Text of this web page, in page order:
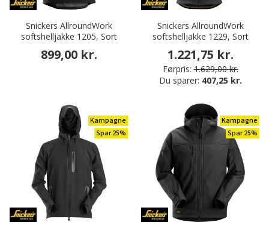
Snickers AllroundWork
softshelljakke 1205, Sort
899,00 kr.
Snickers AllroundWork
softshelljakke 1229, Sort
1.221,75 kr.
Førpris: 1.629,00 kr.
Du sparer: 407,25 kr.
Kampagne
Spar 25%
Kampagne
Spar 25%